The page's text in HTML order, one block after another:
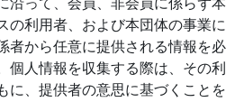
の利用者、および本団体の事業に
者から任意に提供される情報を必
個人情報を収集する際は、その利
に、提供者の意思に基づくことを